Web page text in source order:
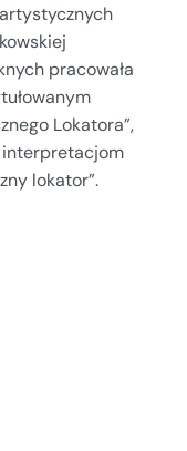
pracowała
Lokatora”,
interpretacjom
lokator”.